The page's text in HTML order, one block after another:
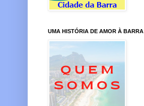
UMA HISTÓRIA DE AMOR À BARRA